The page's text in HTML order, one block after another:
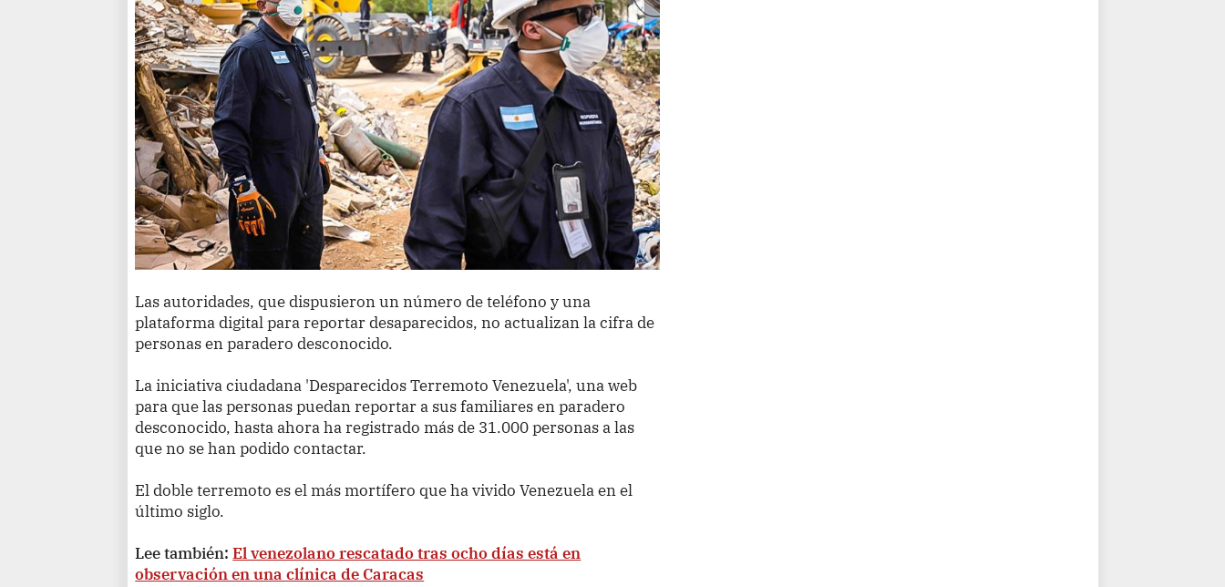
Las autoridades, que dispusieron un número de teléfono y una
plataforma digital para reportar desaparecidos, no actualizan la cifra de
personas en paradero desconocido.
La iniciativa ciudadana 'Desparecidos Terremoto Venezuela', una web
para que las personas puedan reportar a sus familiares en paradero
desconocido, hasta ahora ha registrado más de 31.000 personas a las
que no se han podido contactar.
El doble terremoto es el más mortífero que ha vivido Venezuela en el
último siglo.
Lee también: El venezolano rescatado tras ocho días está en
observación en una clínica de Caracas